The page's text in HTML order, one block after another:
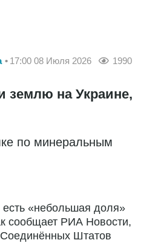
17:00 08 Июля 2026 1990
на Украине,
по минеральным
«небольшая доля»
сообщает РИА Новости,
Штатов